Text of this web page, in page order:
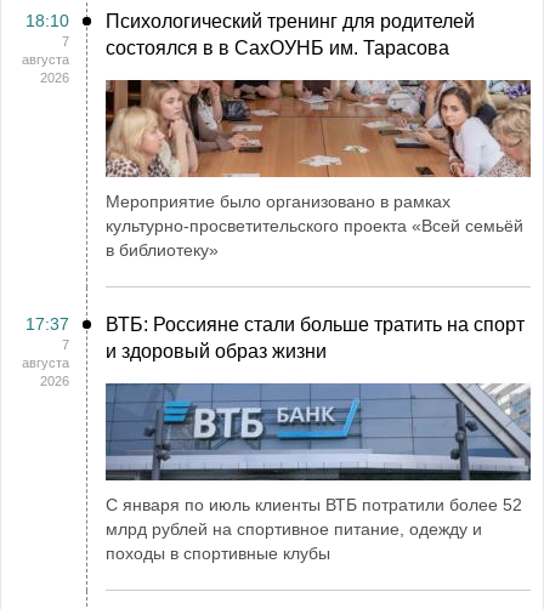
18:10
7
августа
2026
Психологический тренинг для родителей
состоялся в в СахОУНБ им. Тарасова
Мероприятие было организовано в рамках
культурно-просветительского проекта «Всей семьёй
в библиотеку»
17:37
7
августа
2026
ВТБ: Россияне стали больше тратить на спорт
и здоровый образ жизни
С января по июль клиенты ВТБ потратили более 52
млрд рублей на спортивное питание, одежду и
походы в спортивные клубы